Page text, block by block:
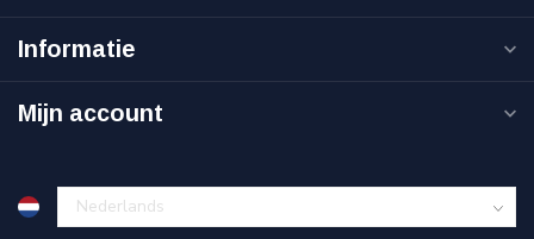
Informatie
Mijn account